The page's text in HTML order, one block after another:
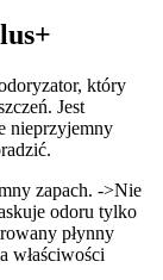
który
Jest
nieprzyjemny
zapach. ->Nie
odoru tylko
płynny
właściwości